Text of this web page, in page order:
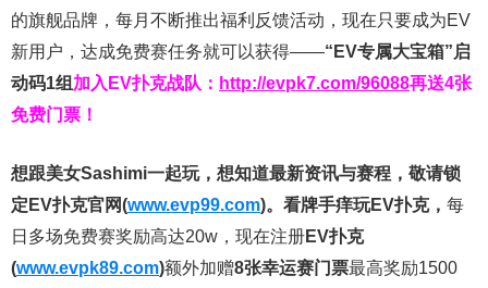
的旗舰品牌，每月不断推出福利反馈活动，现在只要成为EV
新用户，达成免费赛任务就可以获得——“EV专属大宝箱”启
动码1组 加入EV扑克战队： http://evpk7.com/96088再送4张
免费门票！
想跟美女Sashimi一起玩， 想知道最新资讯与赛程， 敬请锁
定EV扑克官网(www.evp99.com)。 看牌手痒玩EV扑克， 每
日多场免费赛奖励高达20w，现在注册EV扑克
(www.evpk89.com)额外加赠8张幸运赛门票最高奖励1500